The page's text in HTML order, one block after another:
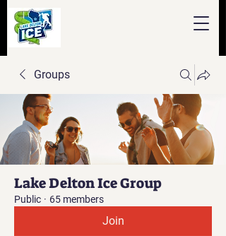
Groups
Lake Delton Ice Group
Public · 65 members
Join